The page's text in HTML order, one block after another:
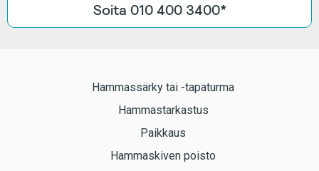
Soita 010 400 3400*
Hammassärky tai -tapaturma
Hammastarkastus
Paikkaus
Hammaskiven poisto